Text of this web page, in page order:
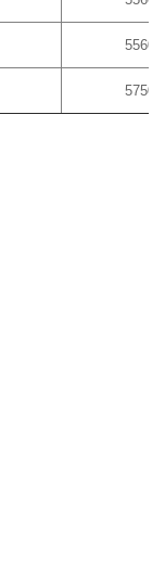
55600
57500